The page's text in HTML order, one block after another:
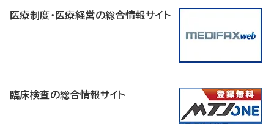
医療制度・医療経営の総合情報サイト
臨床検査の総合情報サイト